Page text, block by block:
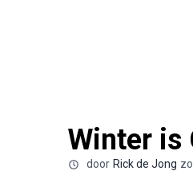
Winter is
door Rick de Jong